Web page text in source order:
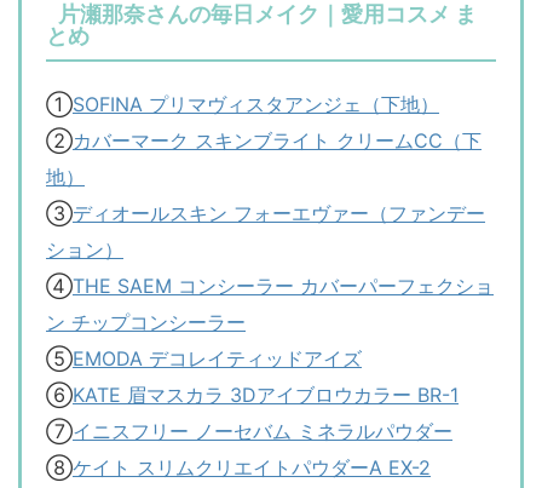
片瀬那奈さんの毎日メイク｜愛用コスメ ま
とめ
①SOFINA プリマヴィスタアンジェ（下地）
②カバーマーク スキンブライト クリームCC（下
地）
③ディオールスキン フォーエヴァー（ファンデー
ション）
④THE SAEM コンシーラー カバーパーフェクショ
ン チップコンシーラー
⑤EMODA デコレイティッドアイズ
⑥KATE 眉マスカラ 3Dアイブロウカラー BR-1
⑦イニスフリー ノーセバム ミネラルパウダー
⑧ケイト スリムクリエイトパウダーA EX-2